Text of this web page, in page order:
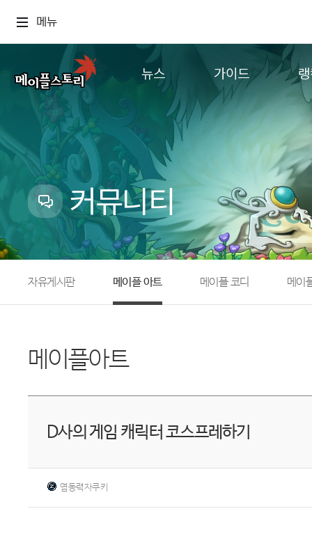
메뉴
뉴스
업데이트
이벤트
캐시샵 공지
메이플 알림판
with maple
가이드
추가정보
컨텐
커뮤니티
자유게시판 메이플 아트 메이플 코디 메이
메이플아트
D사의 게임 캐릭터 코스프레하기
염동력자쿠키